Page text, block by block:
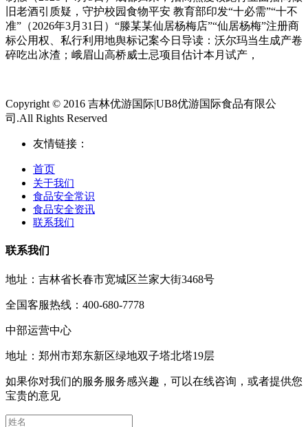
旧老酒引质疑，守护校园食物平安 教育部印发“十必需”“十不
准”（2026年3月31日）“滕某某仙居杨梅店”“仙居杨梅”注册商
标公用权、私行利用地舆标记案今日导读：沃尔玛当生成产卷
碎吃出冰渣；峨眉山高桥威士忌项目估计本月试产，
Copyright © 2016 吉林优游国际|UB8优游国际食品有限公
司.All Rights Reserved
友情链接：
首页
关于我们
食品安全常识
食品安全资讯
联系我们
联系我们
地址：吉林省长春市宽城区兰家大街3468号
全国客服热线：400-680-7778
中部运营中心
地址：郑州市郑东新区绿地双子塔北塔19层
如果你对我们的服务服务感兴趣，可以在线咨询，或者提供您
宝贵的意见